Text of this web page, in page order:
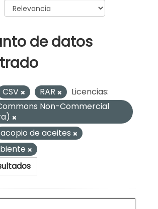
de datos
CSV RAR
Licencias:
Non-Commercial
acopio de aceites